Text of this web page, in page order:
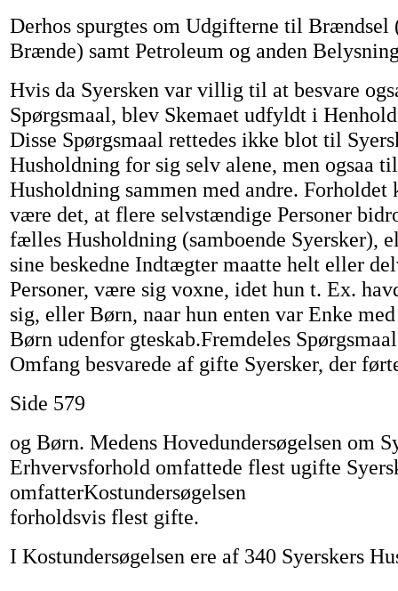
Derhos spurgtes om Udgifterne til Brændsel
Brænde) samt Petroleum og anden
Hvis da Syersken var villig til at besvare
Spørgsmaal, blev Skemaet udfyldt i
Disse Spørgsmaal rettedes ikke blot til
Husholdning for sig selv alene, men ogsaa
Husholdning sammen med andre. Forholdet
være det, at flere selvstændige Personer
fælles Husholdning (samboende Syersker),
sine beskedne Indtægter maatte helt eller
Personer, være sig voxne, idet hun t. Ex.
sig, eller Børn, naar hun enten var Enke
Børn udenfor gteskab.Fremdeles
Omfang besvarede af gifte Syersker, der
Side 579
og Børn. Medens Hovedundersøgelsen om
Erhvervsforhold omfattede flest ugifte
omfatterKostundersøgelsen
forholdsvis flest gifte.
I Kostundersøgelsen ere af 340 Syerskers